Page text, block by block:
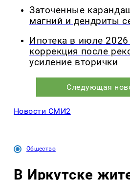
Заточенные
магний и дендриты
Ипотека в июле 2026
коррекция после
усиление вторички
Следующая
Новости СМИ2
Общество
В Иркутске